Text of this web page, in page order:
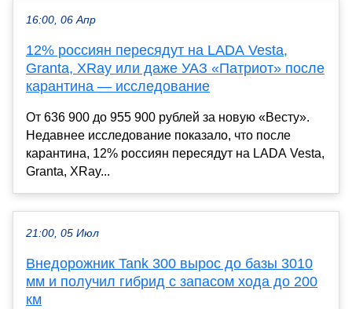
16:00, 06 Апр
12% россиян пересядут на LADA Vesta,
Granta, XRay или даже УАЗ «Патриот» после
карантина — исследование
От 636 900 до 955 900 рублей за новую «Весту».
Недавнее исследование показало, что после
карантина, 12% россиян пересядут на LADA Vesta,
Granta, XRay...
21:00, 05 Июл
Внедорожник Tank 300 вырос до базы 3010
мм и получил гибрид с запасом хода до 200
км